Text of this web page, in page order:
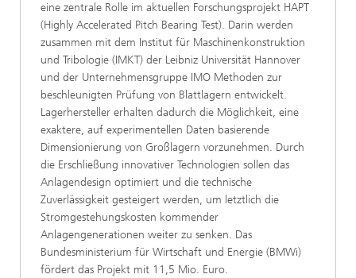
eine zentrale Rolle im aktuellen Forschungsprojekt HAPT
(Highly Accelerated Pitch Bearing Test). Darin werden
zusammen mit dem Institut für Maschinenkonstruktion
und Tribologie (IMKT) der Leibniz Universität Hannover
und der Unternehmensgruppe IMO Methoden zur
beschleunigten Prüfung von Blattlagern entwickelt.
Lagerhersteller erhalten dadurch die Möglichkeit, eine
exaktere, auf experimentellen Daten basierende
Dimensionierung von Großlagern vorzunehmen. Durch
die Erschließung innovativer Technologien sollen das
Anlagendesign optimiert und die technische
Zuverlässigkeit gesteigert werden, um letztlich die
Stromgestehungskosten kommender
Anlagengenerationen weiter zu senken. Das
Bundesministerium für Wirtschaft und Energie (BMWi)
fördert das Projekt mit 11,5 Mio. Euro.